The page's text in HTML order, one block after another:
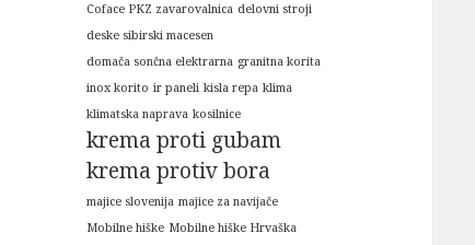
Coface PKZ zavarovalnica delovni stroji
deske sibirski macesen
domača sončna elektrarna granitna korita
inox korito ir paneli kisla repa klima
klimatska naprava kosilnice
krema proti gubam
krema protiv bora
majice slovenija majice za navijače
Mobilne hiške Mobilne hiške Hrvaška